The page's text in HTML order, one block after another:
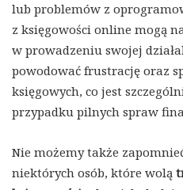
lub problemów z
z księgowości online mogą
w prowadzeniu swojej
powodować frustrację oraz
księgowych, co jest
przypadku pilnych spraw
Nie możemy także
niektórych osób, które wolą